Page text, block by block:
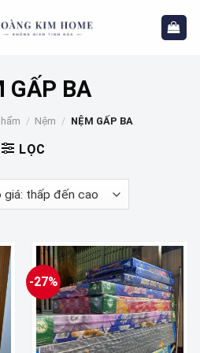
GẤP BA
/ Nệm / NỆM GẤP BA
LỌC
-27%